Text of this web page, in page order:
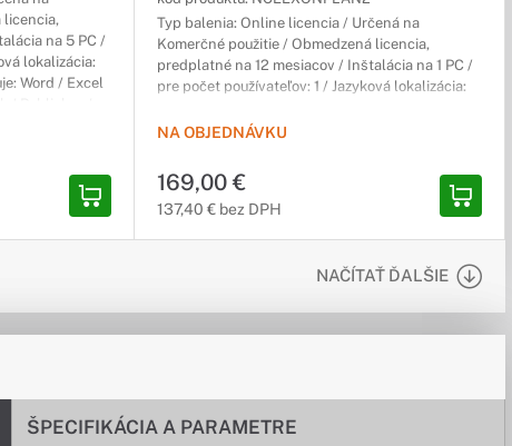
licencia,
na 5 PC /
lokalizácia:
Word / Excel
Typ balenia: Online licencia / Určená na
Komerčné použitie / Obmedzená licencia,
predplatné na 12 mesiacov / Inštalácia na 1 PC /
pre počet používateľov: 1 / Jazyková lokalizácia:
NA OBJEDNÁVKU
169,00 €
137,40 € bez DPH
NAČÍTAŤ ĎALŠIE
ŠPECIFIKÁCIA A PARAMETRE